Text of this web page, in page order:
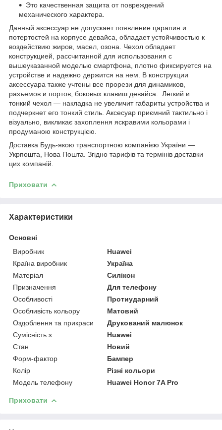
Это качественная защита от повреждений
механического характера.
Данный аксессуар не допускает появление царапин и
потертостей на корпусе девайса, обладает устойчивостью к
воздействию жиров, масел, озона. Чехол обладает
конструкцией, рассчитанной для использования с
вышеуказанной моделью смартфона, плотно фиксируется на
устройстве и надежно держится на нем. В конструкции
аксессуара также учтены все прорези для динамиков,
разъемов и портов, боковых клавиш девайса. Легкий и
тонкий чехол ― накладка не увеличит габариты устройства и
подчеркнет его тонкий стиль. Аксесуар приємний тактильно і
візуально, викликає захоплення яскравими кольорами і
продуманою конструкцією.
Доставка Будь-якою транспортною компанією України ―
Укрпошта, Нова Пошта. Згідно тарифів та термінів доставки
цих компаній.
Приховати
Характеристики
Основні
Виробник
Huawei
Країна виробник
Україна
Матеріал
Силікон
Призначення
Для телефону
Особливості
Протиударний
Особливість кольору
Матовий
Оздоблення та прикраси
Друкований малюнок
Сумісність з
Huawei
Стан
Новий
Форм-фактор
Бампер
Колір
Різні кольори
Модель телефону
Huawei Honor 7A Pro
Приховати